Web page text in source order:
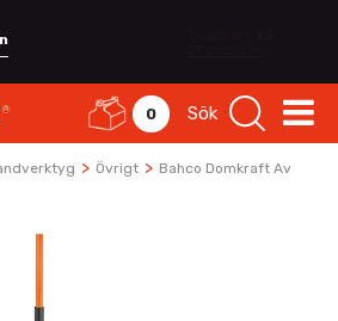
0 Sök
> Övrigt > Bahco Domkraft Av